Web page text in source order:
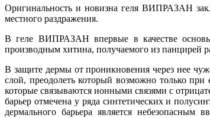
Оригинальность и новизна геля ВИПРАЗАН
местного раздражения.
В геле ВИПРАЗАН впервые в качестве основы
производным хитина, получаемого из панцирей
В защите дермы от проникновения через нее
слой, преодолеть который возможно только
которые связываются ионными связями с
барьер отмечена у ряда синтетических и
дермального барьера является